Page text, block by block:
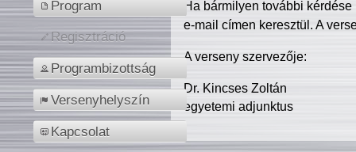
Program
Regisztráció
Programbizottság
Versenyhelyszín
Kapcsolat
Ha bármilyen további
e-mail címen keresztül. A
A verseny szervezője:
Dr. Kincses Zoltán
egyetemi adjunktus